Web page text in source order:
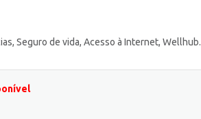
Seguro de vida, Acesso à Internet, Wellhub.